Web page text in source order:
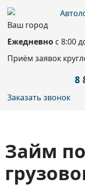
Ваш город
Ежедневно с 8:00
Приём заявок
8
Заказать звонок
Займ